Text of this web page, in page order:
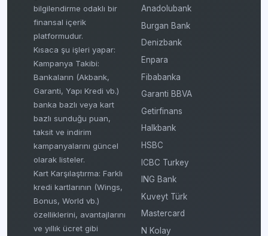
bilgilendirme odaklı bir
finansal içerik
platformudur.
Kısaca şu işleri yapar:
Kampanya Takibi:
Bankaların (Akbank,
Garanti, Yapı Kredi vb.)
banka bazlı veya kart
bazlı sunduğu puan,
taksit ve indirim
kampanyalarını güncel
olarak listeler.
Kart Karşılaştırma: Farklı
kredi kartlarının (Wings,
Bonus, World vb.)
özelliklerini, avantajlarını
ve yıllık ücret gibi
Anadolubank
Burgan Bank
Denizbank
Enpara
Fibabanka
Garanti BBVA
Getirfinans
Halkbank
HSBC
ICBC Turkey
ING Bank
Kuveyt Türk
Mastercard
N Kolay